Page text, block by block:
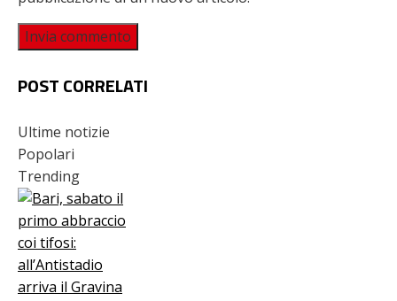
POST CORRELATI
Ultime notizie
Popolari
Trending